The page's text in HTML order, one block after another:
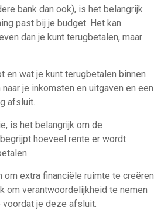
bank dan ook), is het belangrijk
past bij je budget. Het kan
dan je kunt terugbetalen, maar
en wat je kunt terugbetalen binnen
je inkomsten en uitgaven en een
afsluit.
is het belangrijk om de
hoeveel rente er wordt
extra financiële ruimte te creëren
om verantwoordelijkheid te nemen
je deze afsluit.